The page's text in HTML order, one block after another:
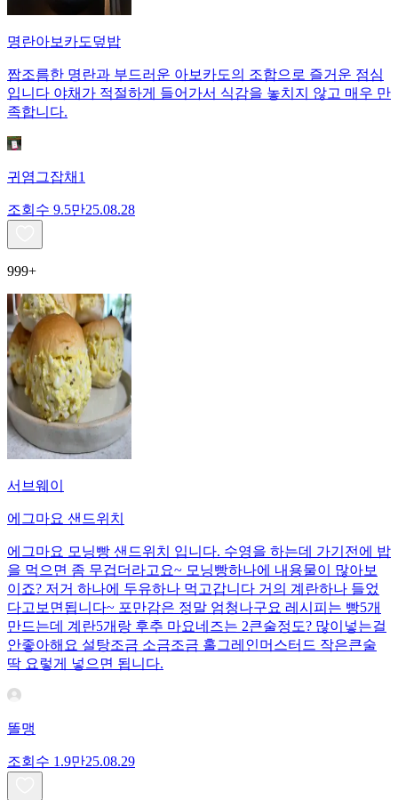
명란아보카도덮밥
짭조름한 명란과 부드러운 아보카도의 조합으로 즐거운 점심
입니다 야채가 적절하게 들어가서 식감을 놓치지 않고 매우 만
족합니다.
귀염그잡채1
조회수 9.5만25.08.28
999+
서브웨이
에그마요 샌드위치
에그마요 모닝빵 샌드위치 입니다. 수영을 하는데 가기전에 밥
을 먹으면 좀 무겁더라고요~ 모닝빵하나에 내용물이 많아보
이죠? 저거 하나에 두유하나 먹고갑니다 거의 계란하나 들었
다고보면됩니다~ 포만감은 정말 엄청나구요 레시피는 빵5개
만드는데 계란5개랑 후추 마요네즈는 2큰술정도? 많이넣는걸
안좋아해요 설탕조금 소금조금 홀그레인머스터드 작은큰술
딱 요렇게 넣으면 됩니다.
똘맹
조회수 1.9만25.08.29